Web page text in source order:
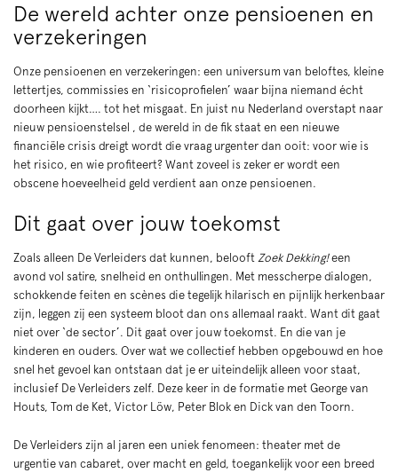
De wereld achter onze pensioenen en
verzekeringen
Onze pensioenen en verzekeringen: een universum van beloftes, kleine
lettertjes, commissies en ‘risicoprofielen’ waar bijna niemand écht
doorheen kijkt…. tot het misgaat. En juist nu Nederland overstapt naar
nieuw pensioenstelsel , de wereld in de fik staat en een nieuwe
financiële crisis dreigt wordt die vraag urgenter dan ooit: voor wie is
het risico, en wie profiteert? Want zoveel is zeker er wordt een
obscene hoeveelheid geld verdient aan onze pensioenen.
Dit gaat over jouw toekomst
Zoals alleen De Verleiders dat kunnen, belooft Zoek Dekking!een
avond vol satire, snelheid en onthullingen. Met messcherpe dialogen,
schokkende feiten en scènes die tegelijk hilarisch en pijnlijk herkenbaar
zijn, leggen zij een systeem bloot dan ons allemaal raakt. Want dit gaat
niet over ‘de sector’. Dit gaat over jouw toekomst. En die van je
kinderen en ouders. Over wat we collectief hebben opgebouwd en hoe
snel het gevoel kan ontstaan dat je er uiteindelijk alleen voor staat,
inclusief De Verleiders zelf. Deze keer in de formatie met George van
Houts, Tom de Ket, Victor Löw, Peter Blok en Dick van den Toorn.
De Verleiders zijn al jaren een uniek fenomeen: theater met de
urgentie van cabaret, over macht en geld, toegankelijk voor een breed